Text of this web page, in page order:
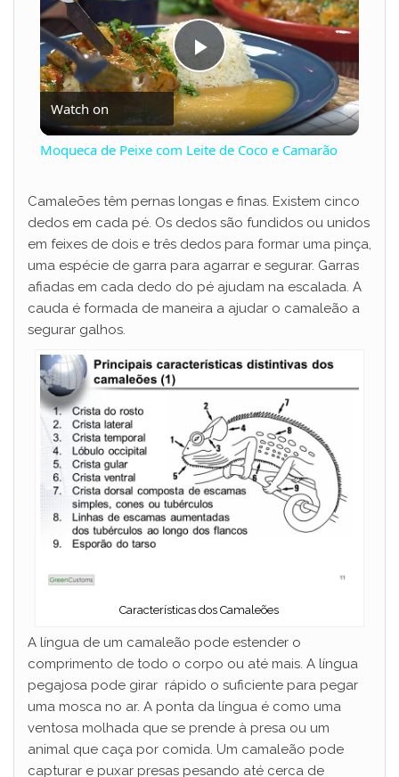
P
l
y
V
d
e
o
Watch on
Moqueca de Peixe com Leite de Coco e Camarão
Camaleões têm pernas longas e finas. Existem cinco
dedos em cada pé. Os dedos são fundidos ou unidos
em feixes de dois e três dedos para formar uma pinça,
uma espécie de garra para agarrar e segurar. Garras
afiadas em cada dedo do pé ajudam na escalada. A
cauda é formada de maneira a ajudar o camaleão a
segurar galhos.
Características dos Camaleões
A língua de um camaleão pode estender o
comprimento de todo o corpo ou até mais. A língua
pegajosa pode girar rápido o suficiente para pegar
uma mosca no ar. A ponta da língua é como uma
ventosa molhada que se prende à presa ou um
animal que caça por comida. Um camaleão pode
capturar e puxar presas pesando até cerca de